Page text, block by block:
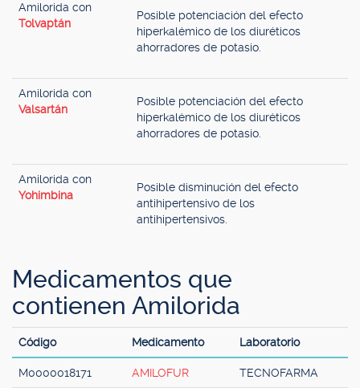
Amilorida con
Tolvaptán
Posible potenciación del efecto
hiperkalémico de los diuréticos
ahorradores de potasio.
Amilorida con
Valsartán
Posible potenciación del efecto
hiperkalémico de los diuréticos
ahorradores de potasio.
Amilorida con
Yohimbina
Posible disminución del efecto
antihipertensivo de los
antihipertensivos.
Medicamentos que
contienen Amilorida
Código Medicamento Laboratorio
M0000018171 AMILOFUR TECNOFARMA